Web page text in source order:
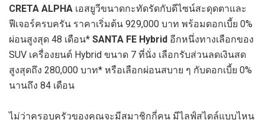
CRETA ALPHA เอสยูวีขนาดกะทัดรัดกับดีไซน์สะดุดตาและ
ฟีเจอร์ครบครัน ราคาเริ่มต้น 929,000 บาท พร้อมดอกเบี้ย 0%
ผ่อนสูงสุด 48 เดือน* SANTA FE Hybrid อีกหนึ่งทางเลือกของ
SUV เครื่องยนต์ Hybrid ขนาด 7 ที่นั่ง เลือกรับส่วนลดเงินสด
สูงสุดถึง 280,000 บาท* หรือเลือกผ่อนสบาย ๆ กับดอกเบี้ย 0%
นานถึง 84 เดือน
ไม่ว่าครอบครัวของคุณจะมีสมาชิกกี่คน มีไลฟ์สไตล์แบบไหน